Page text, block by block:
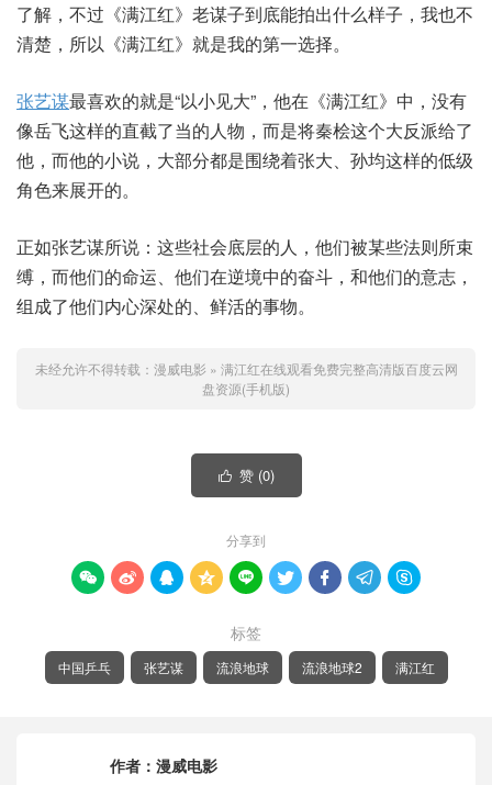
了解，不过《满江红》老谋子到底能拍出什么样子，我也不
清楚，所以《满江红》就是我的第一选择。
张艺谋最喜欢的就是“以小见大”，他在《满江红》中，没有
像岳飞这样的直截了当的人物，而是将秦桧这个大反派给了
他，而他的小说，大部分都是围绕着张大、孙均这样的低级
角色来展开的。
正如张艺谋所说：这些社会底层的人，他们被某些法则所束
缚，而他们的命运、他们在逆境中的奋斗，和他们的意志，
组成了他们内心深处的、鲜活的事物。
未经允许不得转载： 漫威电影 » 满江红在线观看免费完整高清版百度云网
盘资源(手机版)
 赞 (0)
分享到
        
标签
中国乒乓 张艺谋 流浪地球 流浪地球2 满江红
作者： 漫威电影